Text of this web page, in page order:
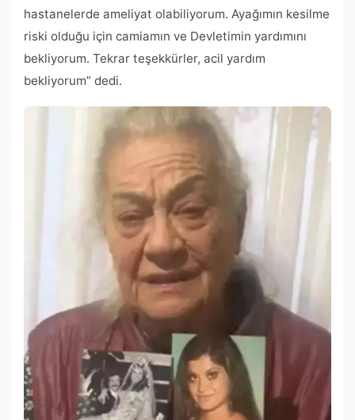
hastanelerde ameliyat olabiliyorum. Ayağımın kesilme
riski olduğu için camiamın ve Devletimin yardımını
bekliyorum. Tekrar teşekkürler, acil yardım
bekliyorum” dedi.